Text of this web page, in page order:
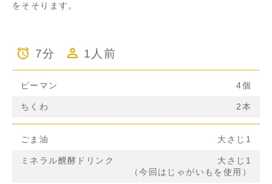
をそそります。
7分 1人前
ピーマン 4個
ちくわ 2本
ごま油 大さじ1
ミネラル醗酵ドリンク
大さじ1
（今回はじゃがいもを使用）